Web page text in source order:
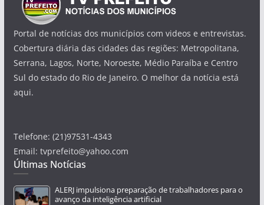
Portal de notícias dos municípios com videos e entrevistas.
Cobertura diária das cidades das regiões: Metropolitana,
Serrana, Lagos, Norte, Noroeste, Médio Paraíba e Centro
Sul do estado do Rio de Janeiro. O melhor da notícia está
aqui.
Telefone: (21)97531-4343
Email: tvprefeito@yahoo.com
Últimas Notícias
ALERJ impulsiona preparação de trabalhadores para o
avanço da inteligência artificial